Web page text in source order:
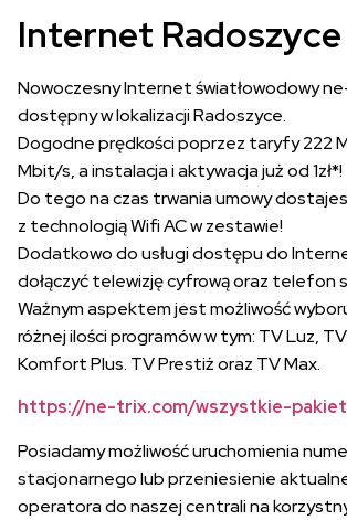
Internet Radoszyce
Nowoczesny Internet światłowodowy
dostępny w lokalizacji Radoszyce.
Dogodne prędkości poprzez taryfy 222
Mbit/s, a instalacja i aktywacja już od 1zł*!
Do tego na czas trwania umowy
z technologią Wifi AC w zestawie!
Dodatkowo do usługi dostępu do
dołączyć telewizję cyfrową oraz telefon
Ważnym aspektem jest możliwość
różnej ilości programów w tym: TV Luz,
Komfort Plus. TV Prestiż oraz TV Max.
https://ne-trix.com/wszystkie-
Posiadamy możliwość uruchomienia
stacjonarnego lub przeniesienie
operatora do naszej centrali na